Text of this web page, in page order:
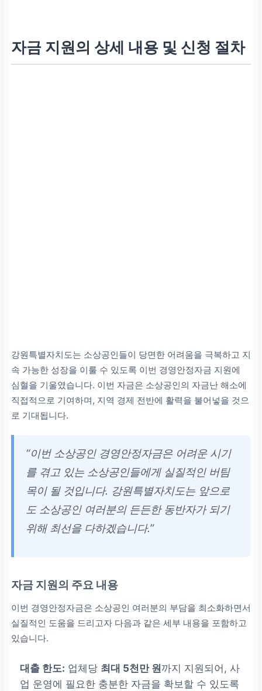
자금 지원의 상세 내용 및 신청 절차
강원특별자치도는 소상공인들이 당면한 어려움을 극복하고 지
속 가능한 성장을 이룰 수 있도록 이번 경영안정자금 지원에
심혈을 기울였습니다. 이번 자금은 소상공인의 자금난 해소에
직접적으로 기여하며, 지역 경제 전반에 활력을 불어넣을 것으
로 기대됩니다.
“이번 소상공인 경영안정자금은 어려운 시기
를 겪고 있는 소상공인들에게 실질적인 버팀
목이 될 것입니다. 강원특별자치도는 앞으로
도 소상공인 여러분의 든든한 동반자가 되기
위해 최선을 다하겠습니다.”
자금 지원의 주요 내용
이번 경영안정자금은 소상공인 여러분의 부담을 최소화하면서
실질적인 도움을 드리고자 다음과 같은 세부 내용을 포함하고
있습니다.
대출 한도: 업체당 최대 5천만 원까지 지원되어, 사
업 운영에 필요한 충분한 자금을 확보할 수 있도록